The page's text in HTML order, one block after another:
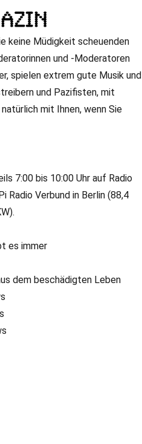
keine Müdigkeit scheuenden
und -Moderatoren
spielen extrem gute Musik und
und Pazifisten, mit
mit Ihnen, wenn Sie
7:00 bis 10:00 Uhr auf Radio
Radio Verbund in Berlin (88,4
es immer
dem beschädigten Leben